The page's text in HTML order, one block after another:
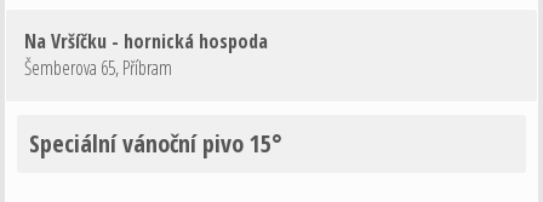
Na Vršíčku - hornická hospoda
Šemberova 65,Příbram
Speciální vánoční pivo 15°